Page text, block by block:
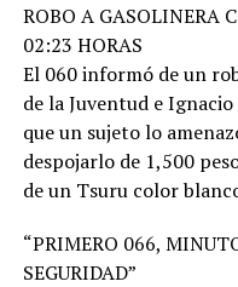
ROBO A GASOLINERA
02:23 HORAS
El 060 informó de un
de la Juventud e
que un sujeto lo
despojarlo de 1,500
de un Tsuru color
“PRIMERO 066,
SEGURIDAD”